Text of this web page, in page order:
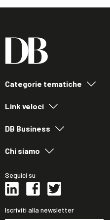
Categorie tematiche
Link veloci
DB Business
Chi siamo
Seguici su
Iscriviti alla newsletter